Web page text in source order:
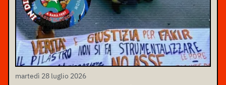
martedì 28 luglio 2026